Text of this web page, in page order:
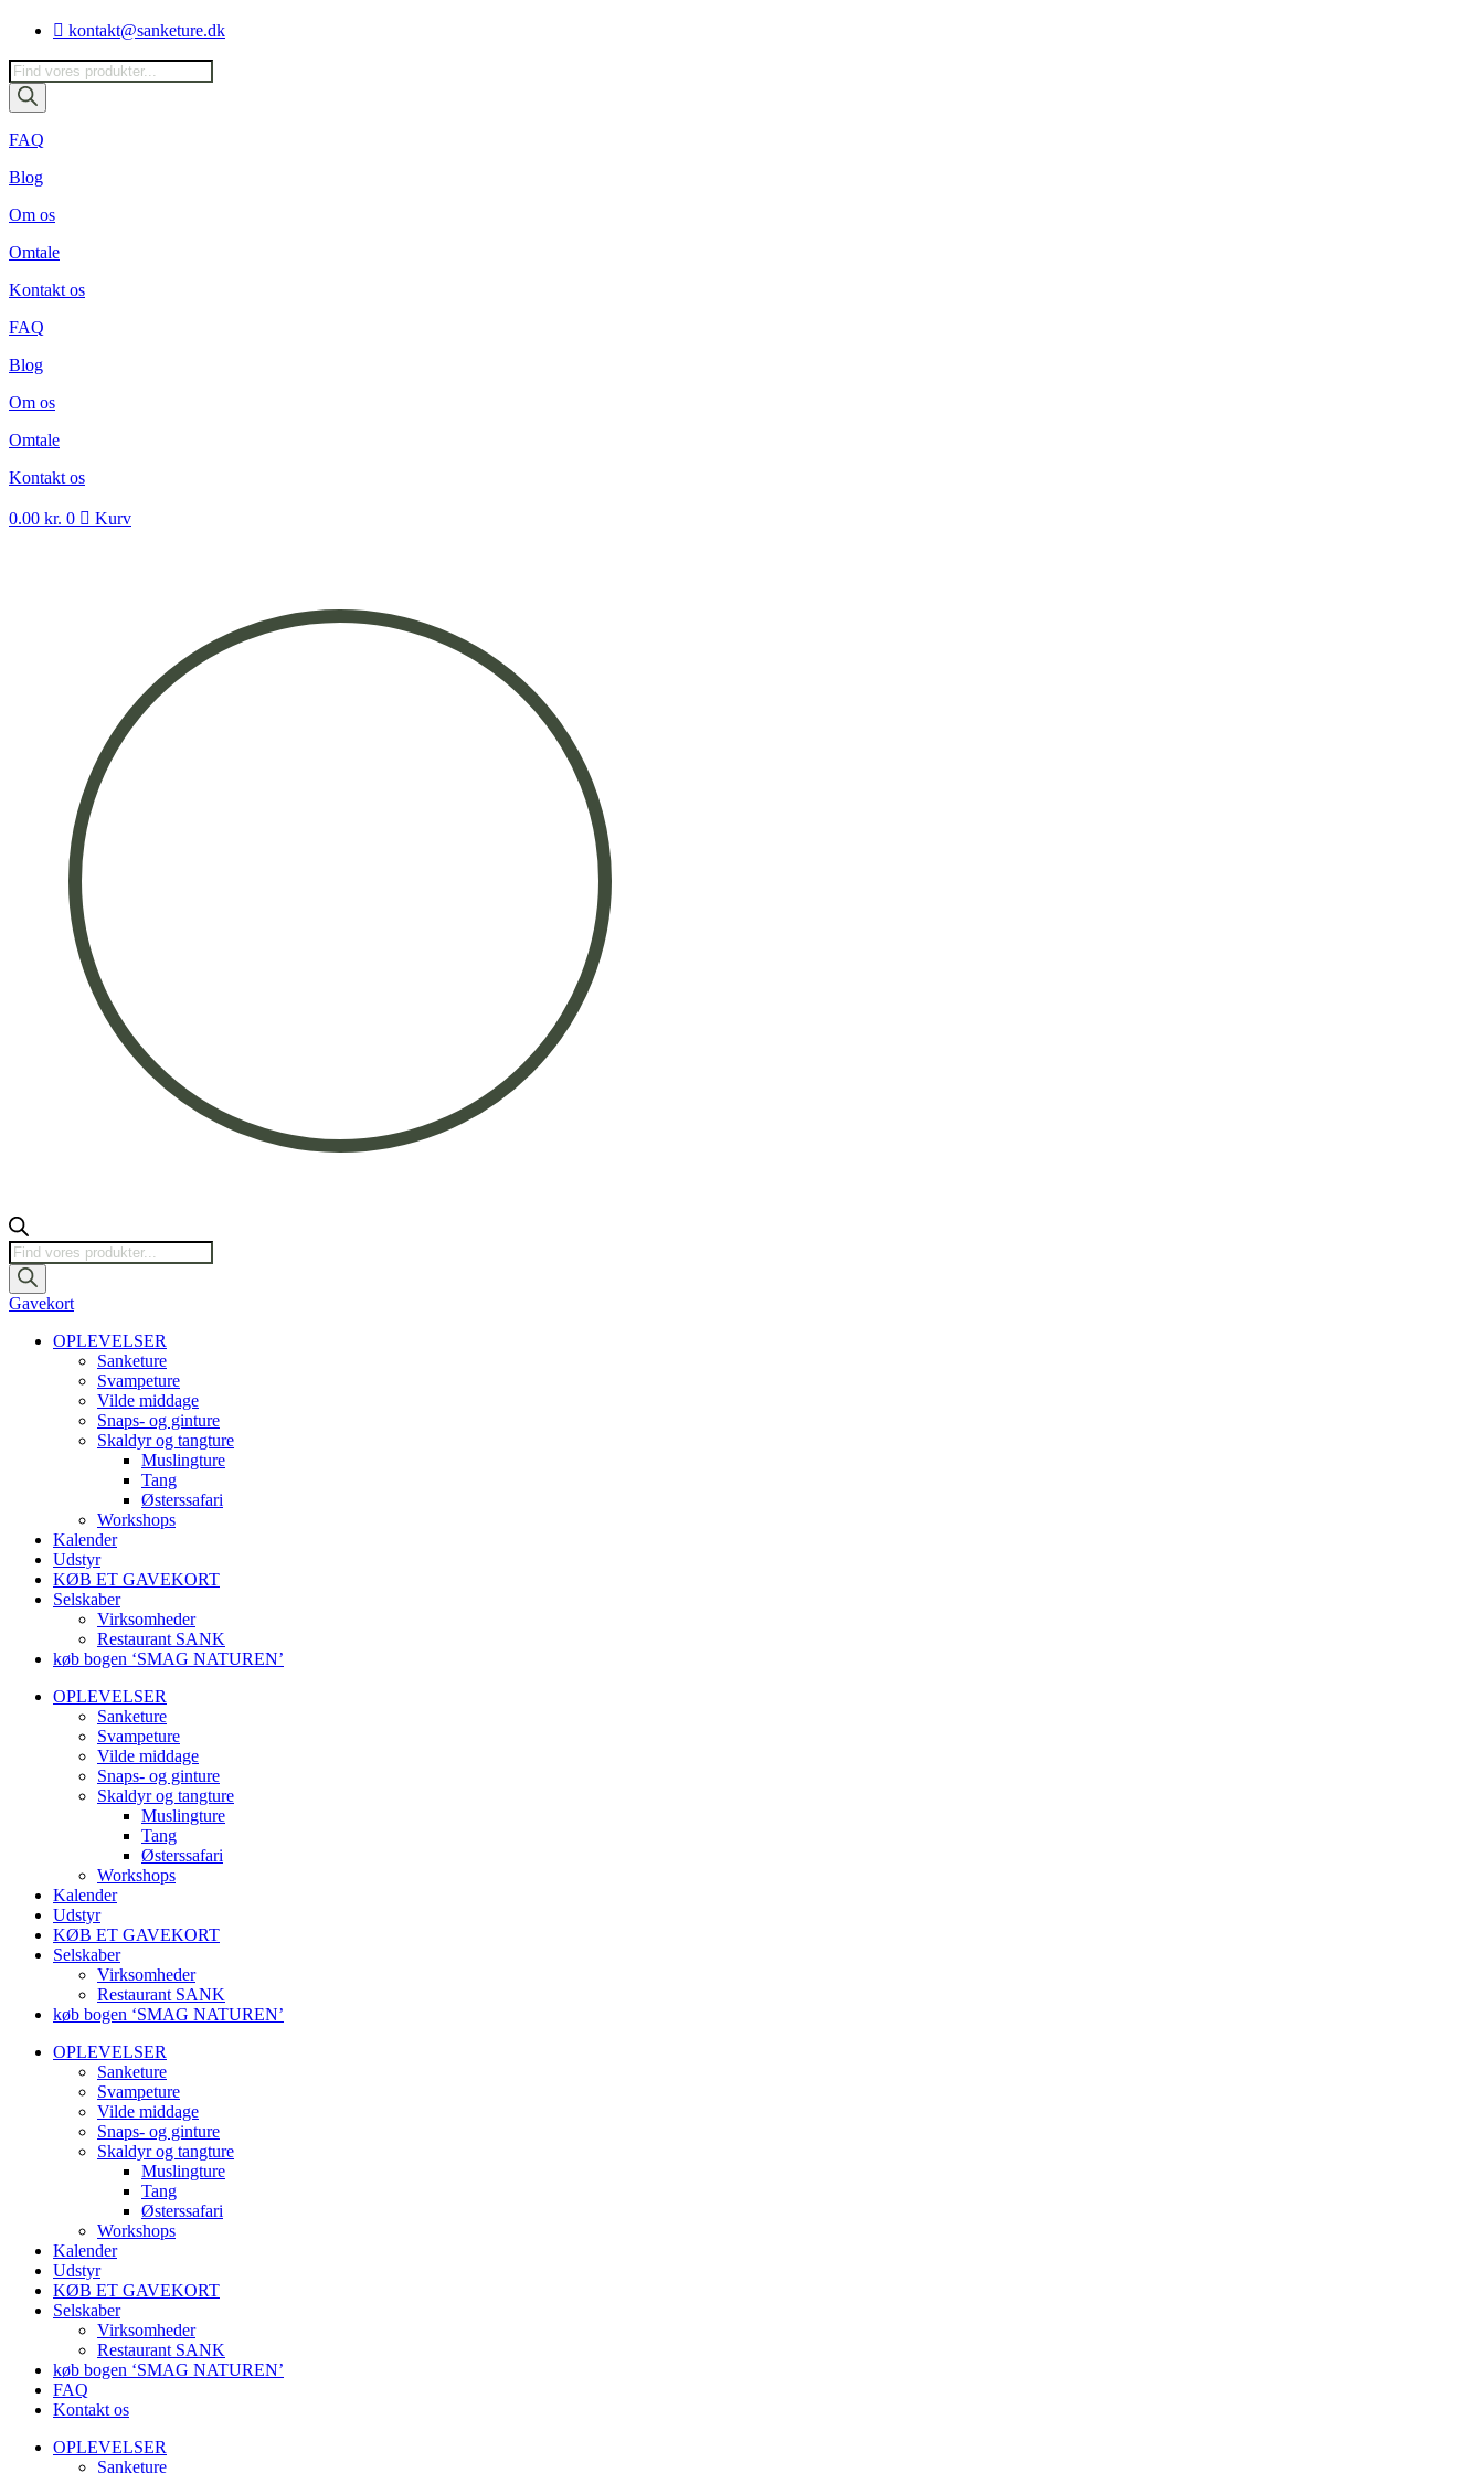
Videre
indhold
kontakt@sanketure.dk
Products
search
FAQ
Blog
Om os
Omtale
Kontakt os
FAQ
Blog
Om os
Omtale
Kontakt os
0.00 kr. 0 Kurv
Products
search
Gavekort
OPLEVELSER
Sanketure
Svampeture
Vilde middage
Snaps- og ginture
Skaldyr og tangture
Muslingture
Tang
Østerssafari
Workshops
Kalender
Udstyr
KØB ET GAVEKORT
Selskaber
Virksomheder
Restaurant SANK
køb bogen ‘SMAG NATUREN’
OPLEVELSER
Sanketure
Svampeture
Vilde middage
Snaps- og ginture
Skaldyr og tangture
Muslingture
Tang
Østerssafari
Workshops
Kalender
Udstyr
KØB ET GAVEKORT
Selskaber
Virksomheder
Restaurant SANK
køb bogen ‘SMAG NATUREN’
OPLEVELSER
Sanketure
Svampeture
Vilde middage
Snaps- og ginture
Skaldyr og tangture
Muslingture
Tang
Østerssafari
Workshops
Kalender
Udstyr
KØB ET GAVEKORT
Selskaber
Virksomheder
Restaurant SANK
køb bogen ‘SMAG NATUREN’
FAQ
Kontakt os
OPLEVELSER
Sanketure